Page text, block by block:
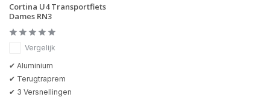
Cortina U4 Transportfiets
Dames RN3
Vergelijk
✔ Aluminium
✔ Terugtraprem
✔ 3 Versnellingen